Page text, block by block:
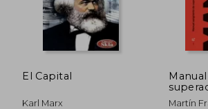
El Capital
Karl Marx Martín